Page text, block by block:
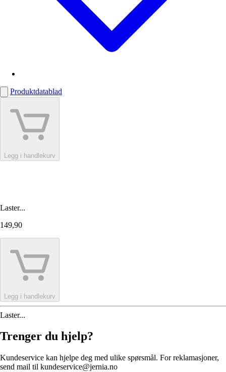
Produktdatablad
Legg i handlekurv
Laster...
149,90
Legg i handlekurv
Laster...
Trenger du hjelp?
Kundeservice kan hjelpe deg med ulike spørsmål. For reklamasjoner,
send mail til kundeservice@jernia.no